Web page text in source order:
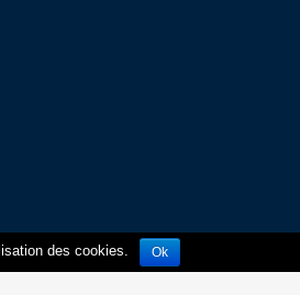
des cookies. Ok